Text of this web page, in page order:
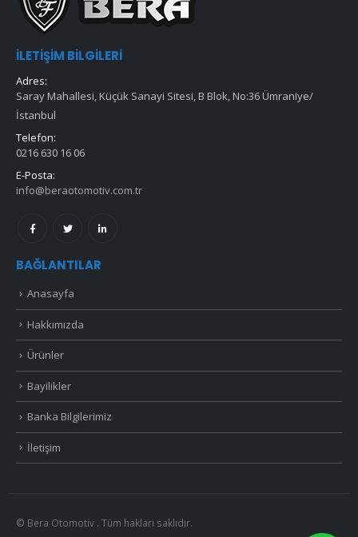
İLETIŞIM BILGILERI
Adres:
Saray Mahallesi, Küçük Sanayi Sitesi, B Blok, No:36 Ümraniye/
İstanbul
Telefon:
0216 630 16 06
E-Posta:
info@beraotomotiv.com.tr
BAĞLANTILAR
Anasayfa
Hakkımızda
Ürünler
Bayilikler
Banka Bilgilerimiz
İletişim
© Bera Otomotiv . Tüm hakları saklıdır.